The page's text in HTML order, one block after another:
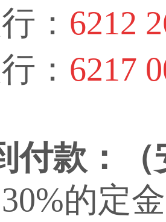
： 6212
： 6217
付款：
的定